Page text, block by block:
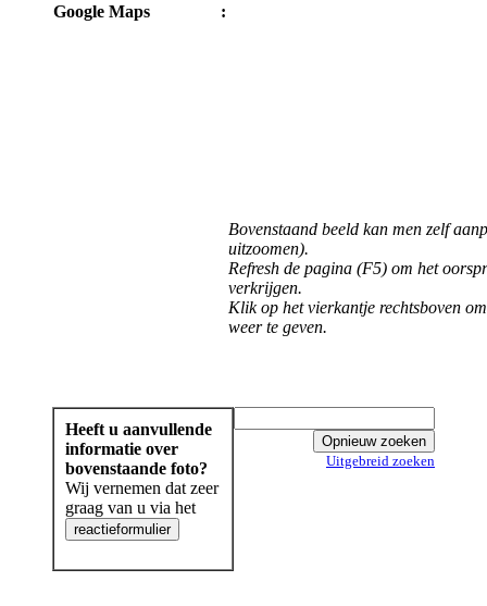
Google Maps
:
Bovenstaand beeld kan men zelf
uitzoomen).
Refresh de pagina (F5) om het
verkrijgen.
Klik op het vierkantje rechtsboven
weer te geven.
Heeft u aanvullende
informatie over
bovenstaande foto?
Wij vernemen dat zeer
graag van u via het
Uitgebreid zoeken